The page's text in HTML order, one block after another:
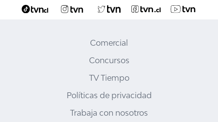
Comercial
Concursos
TV Tiempo
Políticas de privacidad
Trabaja con nosotros